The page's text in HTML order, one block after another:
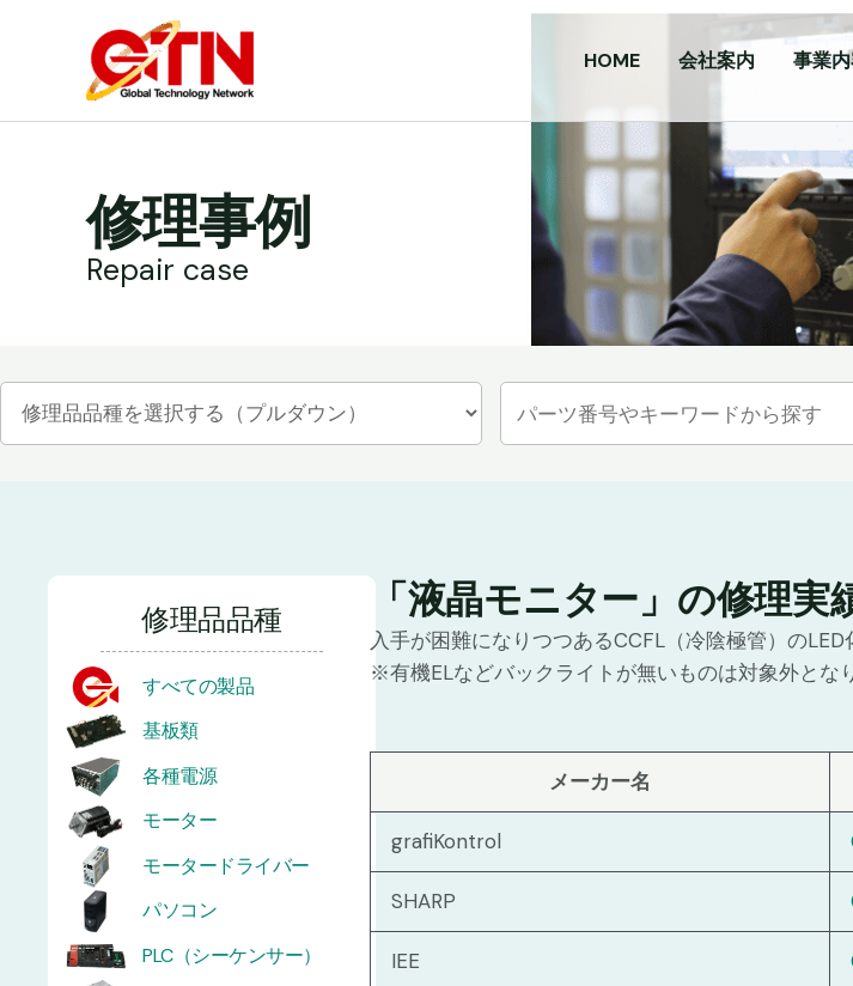
HOME 会社案内 事業
修理事例
Repair case
修理品品種
すべての製品
基板類
各種電源
モーター
モータードライバー
パソコン
PLC（シーケンサー）
「液晶モニター」の修理実
入手が困難になりつつあるCCFL（冷陰極管）の
※有機ELなどバックライトが無いものは対象外とな
メーカー名
grafiKontrol
SHARP
IEE